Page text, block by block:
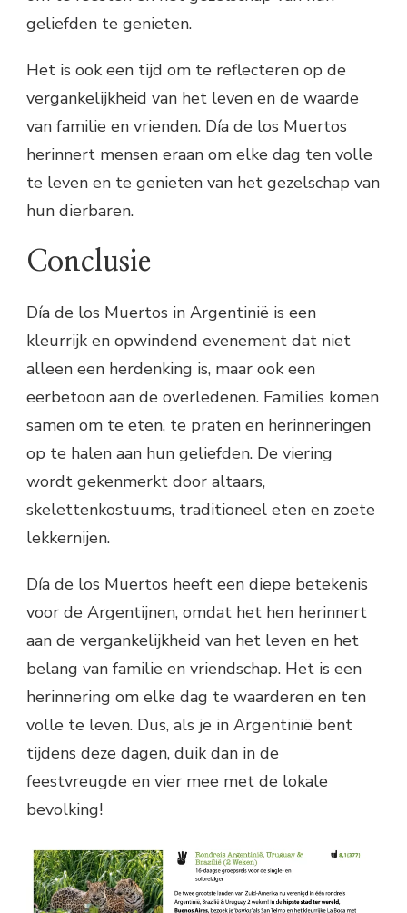
geliefden te genieten.
Het is ook een tijd om te reflecteren op de
vergankelijkheid van het leven en de waarde
van familie en vrienden. Día de los Muertos
herinnert mensen eraan om elke dag ten volle
te leven en te genieten van het gezelschap van
hun dierbaren.
Conclusie
Día de los Muertos in Argentinië is een
kleurrijk en opwindend evenement dat niet
alleen een herdenking is, maar ook een
eerbetoon aan de overledenen. Families komen
samen om te eten, te praten en herinneringen
op te halen aan hun geliefden. De viering
wordt gekenmerkt door altaars,
skelettenkostuums, traditioneel eten en zoete
lekkernijen.
Día de los Muertos heeft een diepe betekenis
voor de Argentijnen, omdat het hen herinnert
aan de vergankelijkheid van het leven en het
belang van familie en vriendschap. Het is een
herinnering om elke dag te waarderen en ten
volle te leven. Dus, als je in Argentinië bent
tijdens deze dagen, duik dan in de
feestvreugde en vier mee met de lokale
bevolking!